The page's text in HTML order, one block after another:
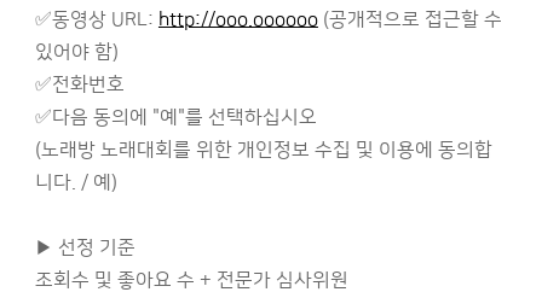
✅동영상 URL: http://ooo.oooooo(공개적으로 접근할 수
있어야 함)
✅전화번호
✅다음 동의에 "예"를 선택하십시오
(노래방 노래대회를 위한 개인정보 수집 및 이용에 동의합
니다. / 예)
▶ 선정 기준
조회수 및 좋아요 수 + 전문가 심사위원